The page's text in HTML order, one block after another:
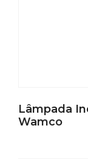
Lâmpada
Wamco